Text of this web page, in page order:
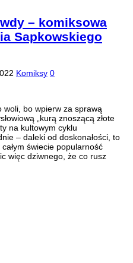
– komiksowa
Sapkowskiego
Komiksy 0
woli, bo wpierw za sprawą
„kurą znoszącą złote
na kultowym cyklu
– daleki od doskonałości, to
świecie popularność
więc dziwnego, że co rusz